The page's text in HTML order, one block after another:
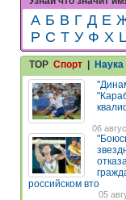
А Б В Г Д Е
Р С Т У Ф Х
TOP Спорт | Наука
06
российском вто
05